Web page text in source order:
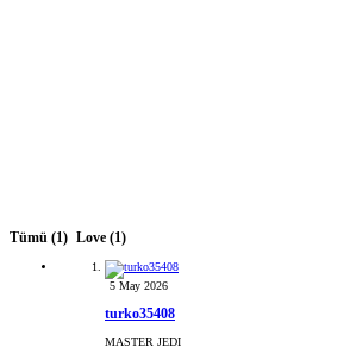
Tümü (1) Love (1)
5 May 2026
turko35408
MASTER JEDI